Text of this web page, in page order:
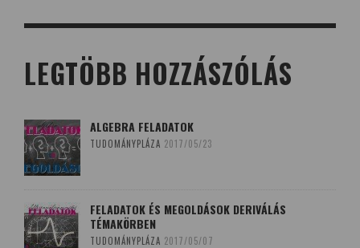
LEGTÖBB HOZZÁSZÓLÁS
ALGEBRA FELADATOK
TUDOMÁNYPLÁZA 2017/05/23
FELADATOK ÉS MEGOLDÁSOK DERIVÁLÁS
TÉMAKÖRBEN
TUDOMÁNYPLÁZA 2017/05/07